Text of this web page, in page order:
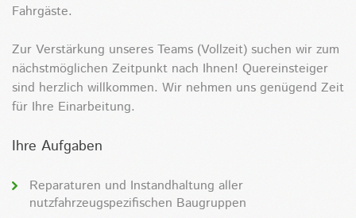
Fahrgäste.
Zur Verstärkung unseres Teams (Vollzeit) suchen wir zum
nächstmöglichen Zeitpunkt nach Ihnen! Quereinsteiger
sind herzlich willkommen. Wir nehmen uns genügend Zeit
für Ihre Einarbeitung.
Ihre Aufgaben
Reparaturen und Instandhaltung aller
nutzfahrzeugspezifischen Baugruppen